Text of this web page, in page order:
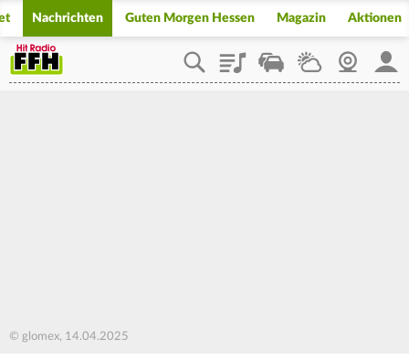
Nachrichten Guten Morgen Hessen Magazin Aktionen
PlaylistStaupilotWetterWebcam
© glomex, 14.04.2025